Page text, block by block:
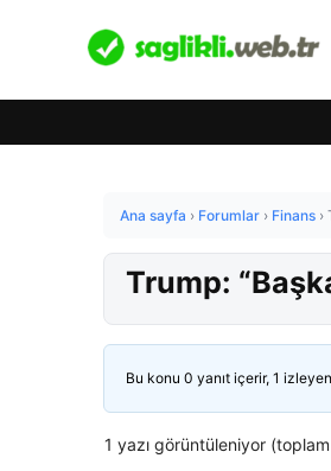
Ana sayfa › Forumlar › Finans ›
Trump:
Bu konu 0 yanıt içerir, 1
1 yazı görüntüleniyor